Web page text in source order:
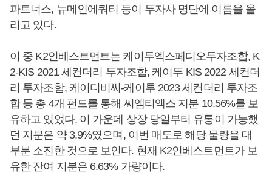
파트너스, 뉴메인에쿼티 등이 투자사 명단에 이름을 올
리고 있다.
이 중 K2인베스트먼트는 케이투엑스페디오투자조합, K
2-KIS 2021 세컨더리 투자조합, 케이투 KIS 2022 세컨더
리 투자조합, 케이디비씨-케이투 2023 세컨더리 투자조
합 등 총 4개 펀드를 통해 씨엠티엑스 지분 10.56%를 보
유하고 있었다. 이 가운데 상장 당일부터 유통이 가능했
던 지분은 약 3.9%였으며, 이번 매도로 해당 물량을 대
부분 소진한 것으로 보인다. 현재 K2인베스트먼트가 보
유한 잔여 지분은 6.63% 가량이다.